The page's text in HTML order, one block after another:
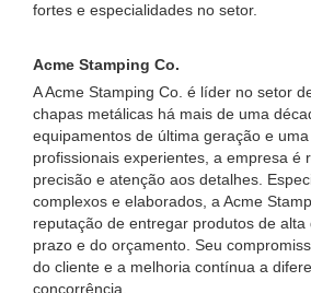
fortes e especialidades no setor.
Acme Stamping Co.
A Acme Stamping Co. é líder no setor
chapas metálicas há mais de uma
equipamentos de última geração e
profissionais experientes, a empresa é
precisão e atenção aos detalhes.
complexos e elaborados, a Acme
reputação de entregar produtos de
prazo e do orçamento. Seu
do cliente e a melhoria contínua a
concorrência.